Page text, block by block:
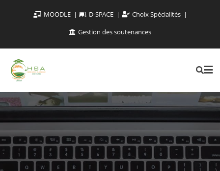
MOODLE D-SPACE
Choix Spécialités
Gestion des soutenances